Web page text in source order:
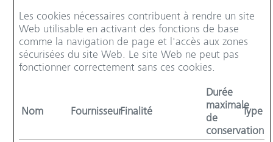
Les cookies nécessaires contribuent à rendre un site
Web utilisable en activant des fonctions de base
comme la navigation de page et l'accès aux zones
sécurisées du site Web. Le site Web ne peut pas
fonctionner correctement sans ces cookies.
Nom FournisseurFinalité
Durée
maximale
de
conservation
Type